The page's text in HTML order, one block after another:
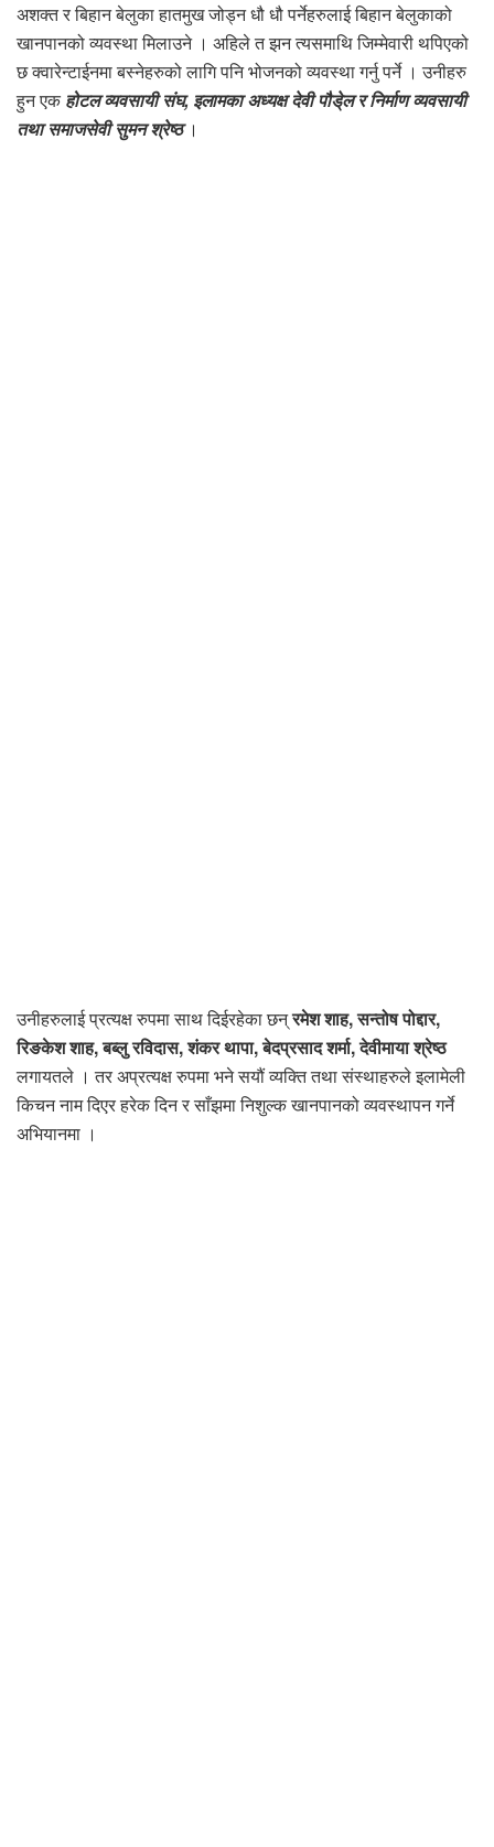
अशक्त र बिहान बेलुका हातमुख जोड्न धौ धौ पर्नेहरुलाई बिहान बेलुकाको
खानपानको व्यवस्था मिलाउने । अहिले त झन त्यसमाथि जिम्मेवारी थपिएको
छ क्वारेन्टाईनमा बस्नेहरुको लागि पनि भोजनको व्यवस्था गर्नु पर्ने । उनीहरु
हुन एकहोटल व्यवसायी संघ, इलामका अध्यक्ष देवी पौडे्ल र निर्माण व्यवसायी
तथा समाजसेवी सुमन श्रेष्ठ।
उनीहरुलाई प्रत्यक्ष रुपमा साथ दिईरहेका छन्रमेश शाह, सन्तोष पोद्दार,
रिङकेश शाह, बब्लु रविदास, शंकर थापा, बेदप्रसाद शर्मा, देवीमाया श्रेष्ठ
लगायतले । तर अप्रत्यक्ष रुपमा भने सयौं व्यक्ति तथा संस्थाहरुले इलामेली
किचन नाम दिएर हरेक दिन र साँझमा निशुल्क खानपानको व्यवस्थापन गर्ने
अभियानमा ।